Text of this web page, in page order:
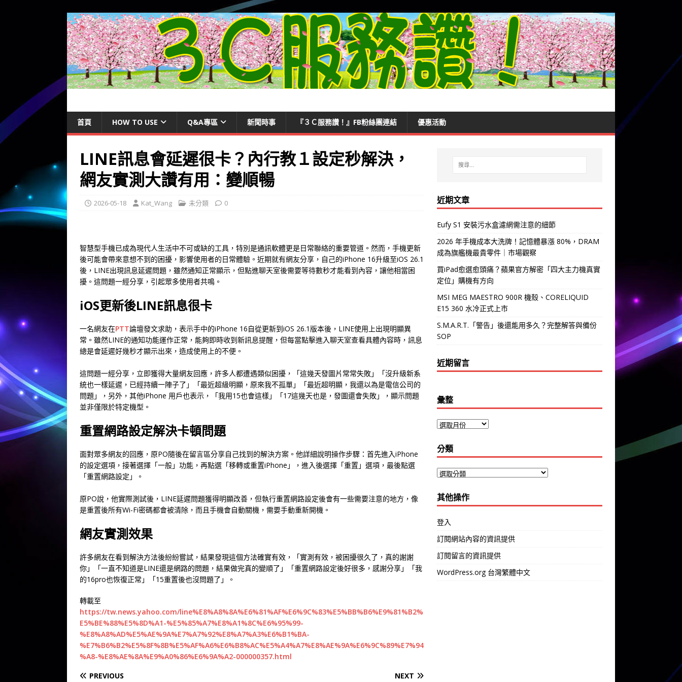
首頁 HOW TO USE Q&A專區 新聞時事 『３Ｃ服務讚！』FB粉絲團連結 優惠活動
LINE訊息會延遲很卡？內行教１設定秒解決，
網友實測大讚有用：變順暢
2026-05-18 Kat_Wang 未分類 0
智慧型手機已成為現代人生活中不可或缺的工具，特別是通訊軟體更是日常聯絡的重要管道。然而，手機更新
後可能會帶來意想不到的困擾，影響使用者的日常體驗。近期就有網友分享，自己的iPhone 16升級至iOS 26.1
後，LINE出現訊息延遲問題，雖然通知正常顯示，但點進聊天室後需要等待數秒才能看到內容，讓他相當困
擾。這問題一經分享，引起眾多使用者共鳴。
iOS更新後LINE訊息很卡
一名網友在PTT論壇發文求助，表示手中的iPhone 16自從更新到iOS 26.1版本後，LINE使用上出現明顯異
常。雖然LINE的通知功能運作正常，能夠即時收到新訊息提醒，但每當點擊進入聊天室查看具體內容時，訊息
總是會延遲好幾秒才顯示出來，造成使用上的不便。
這問題一經分享，立即獲得大量網友回應，許多人都遭遇類似困擾，「這幾天發圖片常常失敗」「沒升級新系
統也一樣延遲，已經持續一陣子了」「最近超級明顯，原來我不孤單」「最近超明顯，我還以為是電信公司的
問題」，另外，其他iPhone 用戶也表示，「我用15也會這樣」「17這幾天也是，發圖還會失敗」，顯示問題
並非僅限於特定機型。
重置網路設定解決卡頓問題
面對眾多網友的回應，原PO隨後在留言區分享自己找到的解決方案。他詳細說明操作步驟：首先進入iPhone
的設定選項，接著選擇「一般」功能，再點選「移轉或重置iPhone」，進入後選擇「重置」選項，最後點選
「重置網路設定」。
原PO說，他實際測試後，LINE延遲問題獲得明顯改善，但執行重置網路設定後會有一些需要注意的地方，像
是重置後所有Wi-Fi密碼都會被清除，而且手機會自動關機，需要手動重新開機。
網友實測效果
許多網友在看到解決方法後紛紛嘗試，結果發現這個方法確實有效，「實測有效，被困擾很久了，真的謝謝
你」「一直不知道是LINE還是網路的問題，結果做完真的變順了」「重置網路設定後好很多，感謝分享」「我
的16pro也恢復正常」「15重置後也沒問題了」。
轉載至
https://tw.news.yahoo.com/line%E8%A8%8A%E6%81%AF%E6%9C%83%E5%BB%B6%E9%81%B2%
E5%BE%88%E5%8D%A1-%E5%85%A7%E8%A1%8C%E6%95%99-
%E8%A8%AD%E5%AE%9A%E7%A7%92%E8%A7%A3%E6%B1%BA-
%E7%B6%B2%E5%8F%8B%E5%AF%A6%E6%B8%AC%E5%A4%A7%E8%AE%9A%E6%9C%89%E7%94
%A8-%E8%AE%8A%E9%A0%86%E6%9A%A2-000000357.html
PREVIOUS
NEXT
近期文章
Eufy S1 安裝污水盒濾網需注意的細節
2026 年手機成本大洗牌！記憶體暴漲 80%，DRAM
成為旗艦機最貴零件｜市場觀察
買iPad愈選愈頭痛？蘋果官方解密「四大主力機真實
定位」購機有方向
MSI MEG MAESTRO 900R 機殼、CORELIQUID
E15 360 水冷正式上市
S.M.A.R.T.「警告」後還能用多久？完整解答與備份
SOP
近期留言
彙整
分類
其他操作
登入
訂閱網站內容的資訊提供
訂閱留言的資訊提供
WordPress.org 台灣繁體中文